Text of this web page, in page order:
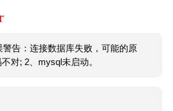
警告：连接数据库失败，可能的原
对; 2、mysql未启动。